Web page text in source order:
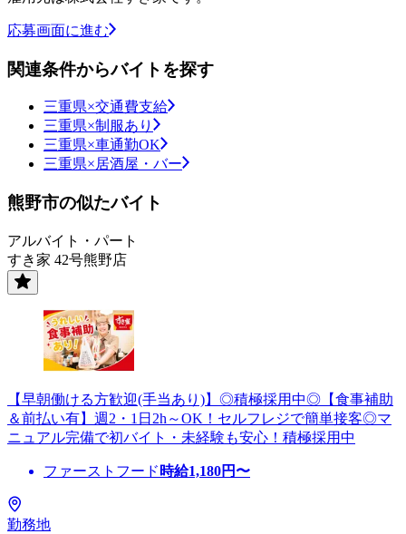
応募画面に進む
関連条件からバイトを探す
三重県×交通費支給
三重県×制服あり
三重県×車通勤OK
三重県×居酒屋・バー
熊野市の似たバイト
アルバイト・パート
すき家 42号熊野店
【早朝働ける方歓迎(手当あり)】◎積極採用中◎【食事補助
＆前払い有】週2・1日2h～OK！セルフレジで簡単接客◎マ
ニュアル完備で初バイト・未経験も安心！積極採用中
ファーストフード 時給1,180円〜
勤務地